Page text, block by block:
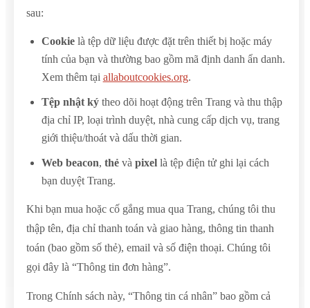
sau:
Cookielà tệp dữ liệu được đặt trên thiết bị hoặc máy
tính của bạn và thường bao gồm mã định danh ẩn danh.
Xem thêm tại allaboutcookies.org.
Tệp nhật kýtheo dõi hoạt động trên Trang và thu thập
địa chỉ IP, loại trình duyệt, nhà cung cấp dịch vụ, trang
giới thiệu/thoát và dấu thời gian.
Web beacon, thẻvà pixellà tệp điện tử ghi lại cách
bạn duyệt Trang.
Khi bạn mua hoặc cố gắng mua qua Trang, chúng tôi thu
thập tên, địa chỉ thanh toán và giao hàng, thông tin thanh
toán (bao gồm số thẻ), email và số điện thoại. Chúng tôi
gọi đây là “Thông tin đơn hàng”.
Trong Chính sách này, “Thông tin cá nhân” bao gồm cả